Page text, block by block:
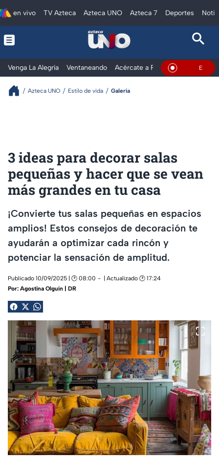
en vivo TV Azteca Azteca UNO Azteca 7 Deportes
Venga La Alegría Ventaneando Acércate a Rocío Al Extremo
En Vivo
Azteca UNO Estilo de vida Galería
3 ideas para decorar salas
pequeñas y hacer que se vean
más grandes en tu casa
¡Convierte tus salas pequeñas en espacios
amplios! Estos consejos de decoración te
ayudarán a optimizar cada rincón y
potenciar la sensación de amplitud.
Publicado 10/09/2025 | 🕑 08:00
| Actualizado 🕑 17:24
Por: Agostina Olguín | DR